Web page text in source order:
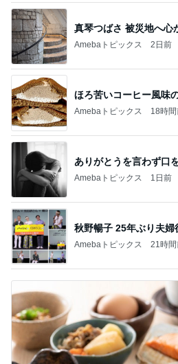
真琴つばさ 被災地へ心
Amebaトピックス 2日前
ほろ苦いコーヒー風味
Amebaトピックス 18時
ありがとうを言わず口
Amebaトピックス 1日前
秋野暢子 25年ぶり夫婦
Amebaトピックス 21時間